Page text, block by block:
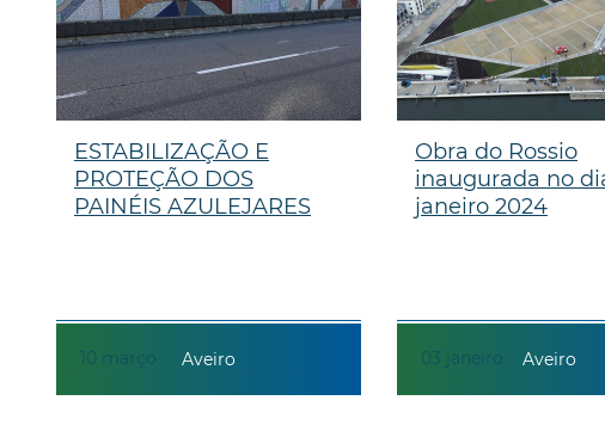
10 março
ESTABILIZAÇÃO E
PROTEÇÃO DOS
PAINÉIS AZULEJARES
Aveiro 03 janeiro
Obra do Rossio
inaugurada no
janeiro 2024
Aveiro